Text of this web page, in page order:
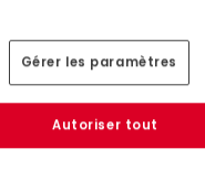
Gérer les paramètres
Autoriser tout